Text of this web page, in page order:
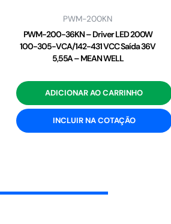
PWM-200KN
PWM-200-36KN – Driver LED 200W
100-305-VCA/142-431 VCC Saída 36V
5,55A – MEAN WELL
ADICIONAR AO CARRINHO
INCLUIR NA COTAÇÃO